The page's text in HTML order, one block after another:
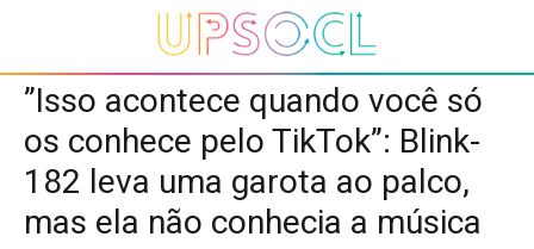
”Isso acontece quando você só
os conhece pelo TikTok”: Blink-
182 leva uma garota ao palco,
mas ela não conhecia a música